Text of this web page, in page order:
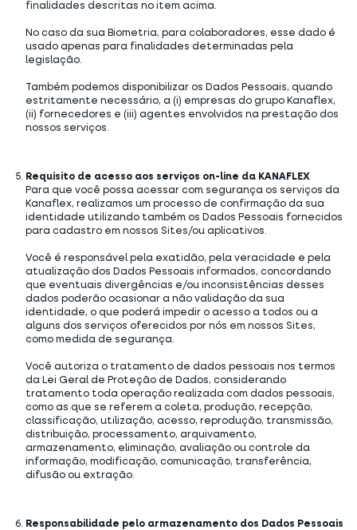
finalidades descritas no item acima.
No caso da sua Biometria, para colaboradores, esse dado é
usado apenas para finalidades determinadas pela
legislação.
Também podemos disponibilizar os Dados Pessoais, quando
estritamente necessário, a (i) empresas do grupo Kanaflex,
(ii) fornecedores e (iii) agentes envolvidos na prestação dos
nossos serviços.
Requisito de acesso aos serviços on-line da KANAFLEX
Para que você possa acessar com segurança os serviços da
Kanaflex, realizamos um processo de confirmação da sua
identidade utilizando também os Dados Pessoais fornecidos
para cadastro em nossos Sites/ou aplicativos.
Você é responsável pela exatidão, pela veracidade e pela
atualização dos Dados Pessoais informados, concordando
que eventuais divergências e/ou inconsistências desses
dados poderão ocasionar a não validação da sua
identidade, o que poderá impedir o acesso a todos ou a
alguns dos serviços oferecidos por nós em nossos Sites,
como medida de segurança.
Você autoriza o tratamento de dados pessoais nos termos
da Lei Geral de Proteção de Dados, considerando
tratamento toda operação realizada com dados pessoais,
como as que se referem a coleta, produção, recepção,
classificação, utilização, acesso, reprodução, transmissão,
distribuição, processamento, arquivamento,
armazenamento, eliminação, avaliação ou controle da
informação, modificação, comunicação, transferência,
difusão ou extração.
Responsabilidade pelo armazenamento dos Dados Pessoais